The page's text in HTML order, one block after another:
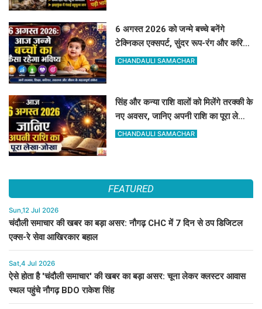
6 अगस्त 2026 को जन्मे बच्चे बनेंगे
टेक्निकल एक्सपर्ट, सुंदर रूप-रंग और करियर
में मिलेगी शानदार सफलता
CHANDAULI SAMACHAR
सिंह और कन्या राशि वालों को मिलेंगे तरक्की के
नए अवसर, जानिए अपनी राशि का पूरा लेखा-
जोखा
CHANDAULI SAMACHAR
FEATURED
Sun,12 Jul 2026
चंदौली समाचार की खबर का बड़ा असर: नौगढ़ CHC में 7 दिन से ठप डिजिटल
एक्स-रे सेवा आखिरकार बहाल
Sat,4 Jul 2026
ऐसे होता है 'चंदौली समाचार' की खबर का बड़ा असर: चूना लेकर क्लस्टर आवास
स्थल पहुंचे नौगढ़ BDO राकेश सिंह